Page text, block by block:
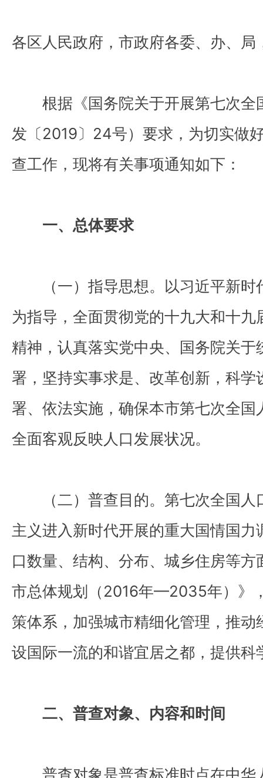
各区人民政府，市政府各委、办、局
根据《国务院关于开展第七次全
发〔2019〕24号）要求，为切实做
查工作，现将有关事项通知如下：
一、总体要求
（一）指导思想。以习近平新时
为指导，全面贯彻党的十九大和十
精神，认真落实党中央、国务院关于
署，坚持实事求是、改革创新，科
署、依法实施，确保本市第七次全
全面客观反映人口发展状况。
（二）普查目的。第七次全国人
主义进入新时代开展的重大国情国
口数量、结构、分布、城乡住房等
市总体规划（2016年—2035年）》
策体系，加强城市精细化管理，推
设国际一流的和谐宜居之都，提供
二、普查对象、内容和时间
普查对象是普查标准时点在中华